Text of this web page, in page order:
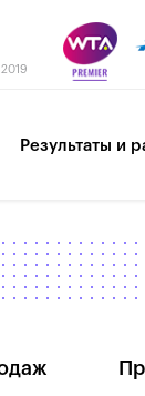
Результаты и
Турнир 2018